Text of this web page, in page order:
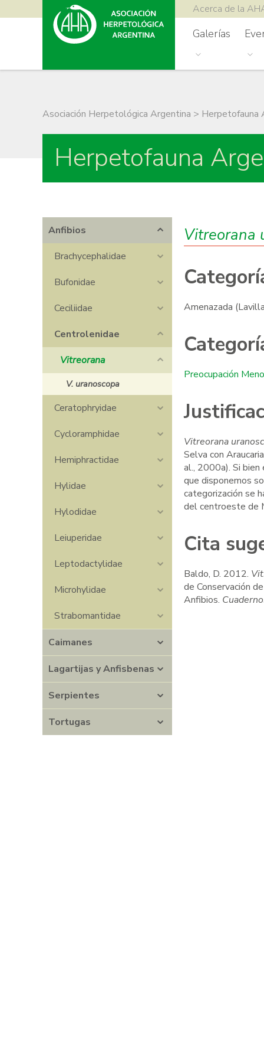
Acerca de la
Galerías
Asociación Herpetológica Argentina > Herpetofauna
Herpetofauna
Anfibios
Brachycephalidae
Bufonidae
Ceciliidae
Centrolenidae
Vitreorana
V. uranoscopa
Ceratophryidae
Cycloramphidae
Hemiphractidae
Hylidae
Hylodidae
Leiuperidae
Leptodactylidae
Microhylidae
Strabomantidae
Caimanes
Lagartijas y Anfisbenas
Serpientes
Tortugas
Vitreorana
Amenazada
Preocupación
Vitreorana
Selva con
al., 2000a). Si bien
que disponemos
categorización se
del centroeste de
Cita
Baldo, D. 2012.
de Conservación
Anfibios.
Phyllomedusa sauvagii